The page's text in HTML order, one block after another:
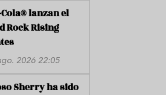
lanzan el
Rock Rising
2026 22:05
Sherry ha sido